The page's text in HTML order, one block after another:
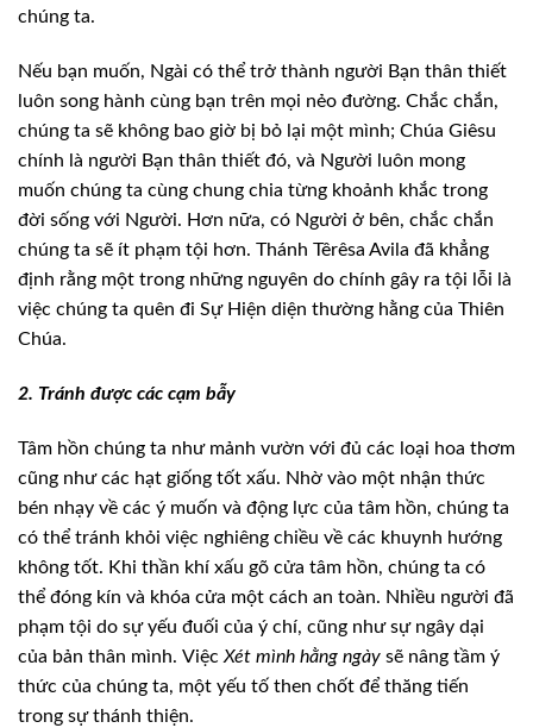
chúng ta.
Nếu bạn muốn, Ngài có thể trở thành người Bạn thân thiết
luôn song hành cùng bạn trên mọi nẻo đường. Chắc chắn,
chúng ta sẽ không bao giờ bị bỏ lại một mình; Chúa Giêsu
chính là người Bạn thân thiết đó, và Người luôn mong
muốn chúng ta cùng chung chia từng khoảnh khắc trong
đời sống với Người. Hơn nữa, có Người ở bên, chắc chắn
chúng ta sẽ ít phạm tội hơn. Thánh Têrêsa Avila đã khẳng
định rằng một trong những nguyên do chính gây ra tội lỗi là
việc chúng ta quên đi Sự Hiện diện thường hằng của Thiên
Chúa.
2. Tránh được các cạm bẫy
Tâm hồn chúng ta như mảnh vườn với đủ các loại hoa thơm
cũng như các hạt giống tốt xấu. Nhờ vào một nhận thức
bén nhạy về các ý muốn và động lực của tâm hồn, chúng ta
có thể tránh khỏi việc nghiêng chiều về các khuynh hướng
không tốt. Khi thần khí xấu gõ cửa tâm hồn, chúng ta có
thể đóng kín và khóa cửa một cách an toàn. Nhiều người đã
phạm tội do sự yếu đuối của ý chí, cũng như sự ngây dại
của bản thân mình. Việc Xét mình hằng ngày sẽ nâng tầm ý
thức của chúng ta, một yếu tố then chốt để thăng tiến
trong sự thánh thiện.